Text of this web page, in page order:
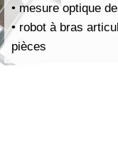
• mesure optique
•robot à bras
pièces